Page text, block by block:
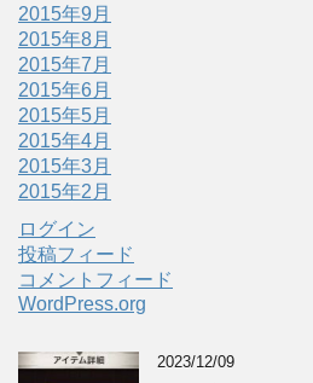
2015年9月
2015年8月
2015年7月
2015年6月
2015年5月
2015年4月
2015年3月
2015年2月
ログイン
投稿フィード
コメントフィード
WordPress.org
2023/12/09